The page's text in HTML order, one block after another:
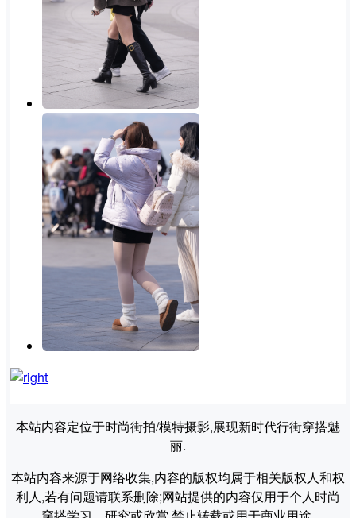
本站内容定位于时尚街拍/模特摄影,展现新时代行街穿搭魅
丽.
本站内容来源于网络收集,内容的版权均属于相关版权人和权
利人,若有问题请联系删除;网站提供的内容仅用于个人时尚